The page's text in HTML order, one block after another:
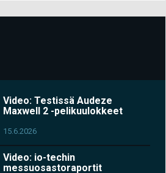
Video: Testissä Audeze
Maxwell 2 -pelikuulokkeet
15.6.2026
Video: io-techin
messuosastoraportit